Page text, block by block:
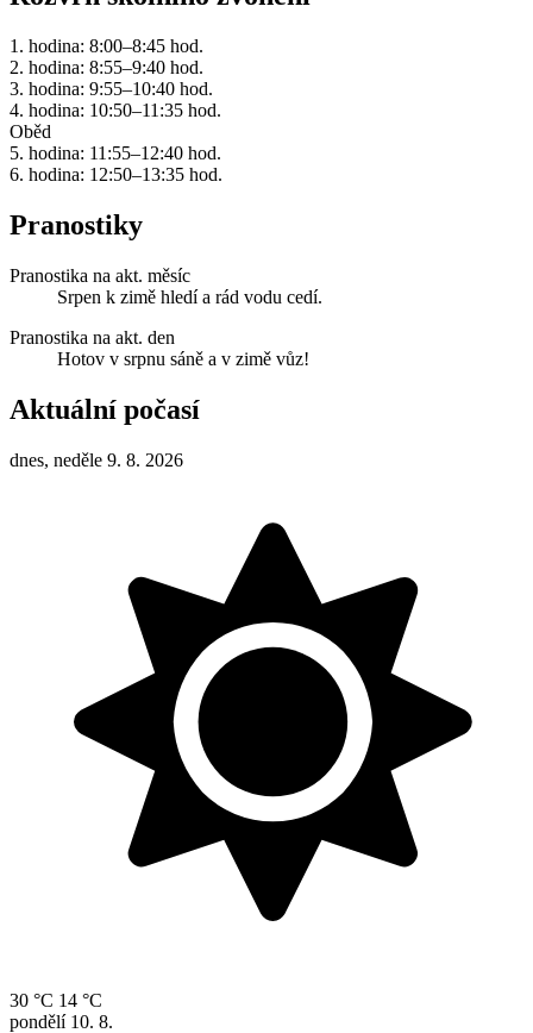
1. hodina: 8:00–8:45 hod.
2. hodina: 8:55–9:40 hod.
3. hodina: 9:55–10:40 hod.
4. hodina: 10:50–11:35 hod.
Oběd
5. hodina: 11:55–12:40 hod.
6. hodina: 12:50–13:35 hod.
Pranostiky
Pranostika na akt. měsíc
Srpen k zimě hledí a rád vodu cedí.
Pranostika na akt. den
Hotov v srpnu sáně a v zimě vůz!
Aktuální počasí
dnes, neděle 9. 8. 2026
30 °C 14 °C
pondělí 10. 8.